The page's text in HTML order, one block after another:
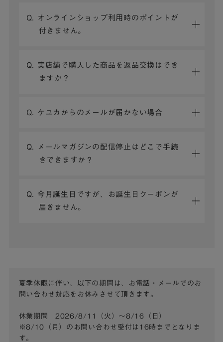
Q. オンラインショップ利用時のポイントが
付きません。
Q. 実店舗で購入した商品を返品交換はでき
ますか？
Q. ケユカからのメールが届かない場合
Q. メールマガジンの配信停止はどこで手続
きできますか？
Q. 今月誕生日ですが、お誕生日クーポンが
届きません。
夏季休暇に伴い、以下の期間は、お電話・メールでのお
問い合わせ対応をお休みさせて頂きます。
休業期間 2026/8/11（火）～8/16（日）
※8/10（月）のお問い合わせ受付は16時までとなりま
す。